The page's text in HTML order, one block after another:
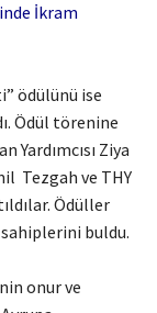
İkram
ödülünü ise
Ödül törenine
Yardımcısı Ziya
Tezgah ve THY
Ödüller
buldu.
onur ve